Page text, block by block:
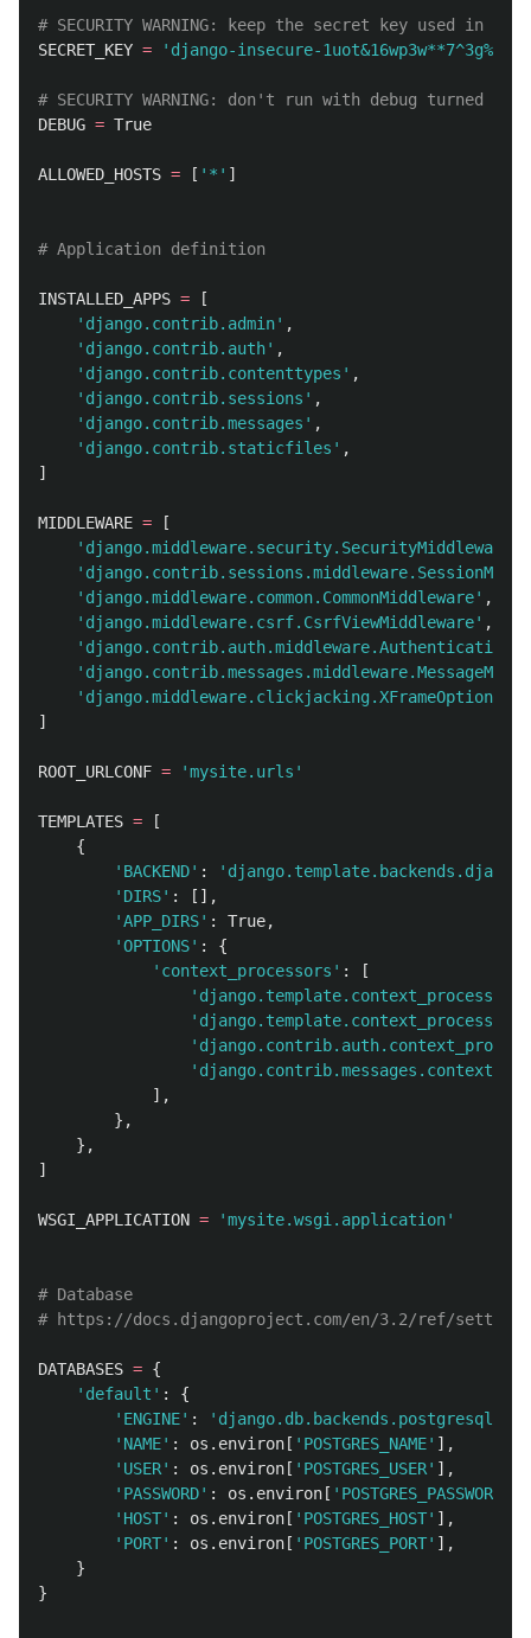
SECRET_KEY = ' django-insecure-
DEBUG = True
ALLOWED_HOSTS = [ ' * ' ]
INSTALLED_APPS =
[
' django.contrib.admin' ,
' django.contrib.auth' ,
' django.contrib.contenttypes ' ,
' django.contrib.sessions ' ,
' django.contrib.messages ' ,
' django.contrib.staticfiles ' ,
]
MIDDLEWARE =
[
' django.middleware.security.SecurityMiddleware
'
' django.middleware.common.CommonMiddleware' ,
' django.middleware.csrf.CsrfViewMiddleware' ,
'
'
'
]
ROOT_URLCONF = 'mysite.urls '
TEMPLATES =
[
{
' BACKEND' : '
' DIRS' :
[],
'APP_DIRS' : True,
'OPTIONS' :
{
' context_processors ' :
[
'
'
'
'
],
},
},
]
WSGI_APPLICATION = 'mysite.wsgi.application'
# Database
DATABASES = {
' default ' :
{
' ENGINE' : '
' NAME' : os . environ [ ' POSTGRES_NAME' ],
' USER' : os . environ [ ' POSTGRES_USER' ],
' PASSWORD' : os . environ [ ' POSTGRES_PASSWORD
' HOST' : os . environ [ ' POSTGRES_HOST' ],
' PORT' : os . environ [ ' POSTGRES_PORT' ],
}
}